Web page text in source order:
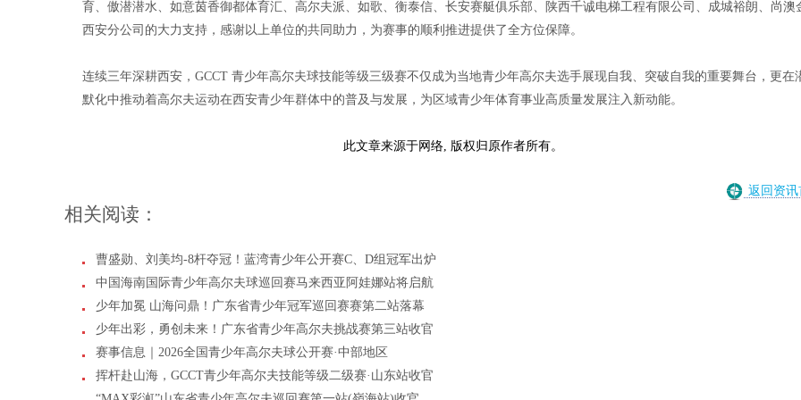
育、傲潜潜水、如意茵香御都体育汇、高尔夫派、如歌、衡泰信、长安赛艇俱乐部、陕西千诚电梯工程有限公司、成城裕朗、尚澳
西安分公司的大力支持，感谢以上单位的共同助力，为赛事的顺利推进提供了全方位保障。
连续三年深耕西安，GCCT 青少年高尔夫球技能等级三级赛不仅成为当地青少年高尔夫选手展现自我、突破自我的重要舞台，更在
默化中推动着高尔夫运动在西安青少年群体中的普及与发展，为区域青少年体育事业高质量发展注入新动能。
此文章来源于网络, 版权归原作者所有。
返回资讯
相关阅读：
曹盛勋、刘美均-8杆夺冠！蓝湾青少年公开赛C、D组冠军出炉
中国海南国际青少年高尔夫球巡回赛马来西亚阿娃娜站将启航
少年加冕 山海问鼎！广东省青少年冠军巡回赛赛第二站落幕
少年出彩，勇创未来！广东省青少年高尔夫挑战赛第三站收官
赛事信息｜2026全国青少年高尔夫球公开赛·中部地区
挥杆赴山海，GCCT青少年高尔夫技能等级二级赛·山东站收官